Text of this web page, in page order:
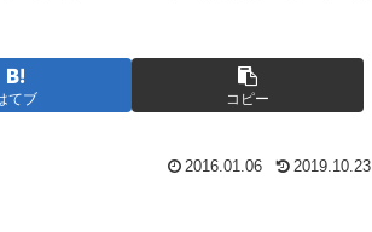
てブ コピー
2016.01.06 2019.10.23